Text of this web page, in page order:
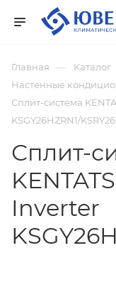
Главная — Каталог
Настенные
Сплит-система
KSGY26HZRN1/
Сплит-
Inverter